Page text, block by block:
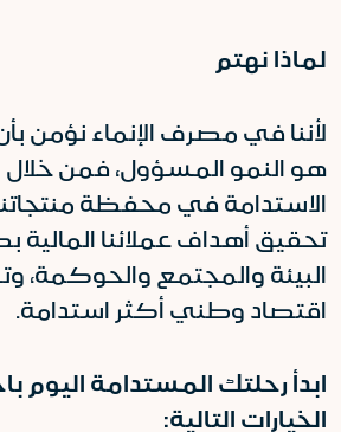
لماذا نهتم
لأننا في مصرف الإنماء نؤمن
هو النمو المسؤول، فمن خلال
الاستدامة في محفظة
تحقيق أهداف عملائنا المالية
البيئة والمجتمع والحوكمة،
اقتصاد وطني أكثر استدامة.
ابدأ رحلتك المستدامة اليوم
الخيارات التالية: